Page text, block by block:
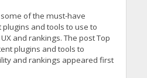
some of the must-have
and tools to use to
and rankings. The post Top
plugins and tools to
and rankings appeared first